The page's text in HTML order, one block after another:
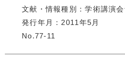
文献・情報種別
学術講演会
発行年月
2011年5月
No.77-11